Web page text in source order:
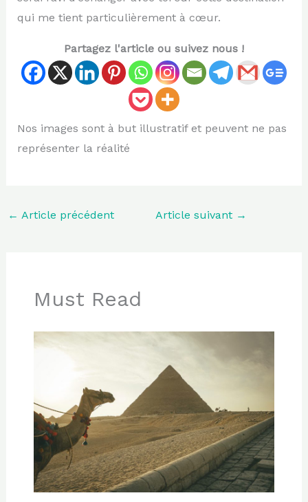
qui me tient particulièrement à cœur.
Partagez l'article ou suivez nous !
Nos images sont à but illustratif et peuvent ne pas
représenter la réalité
← Article précédent Article suivant →
Must Read